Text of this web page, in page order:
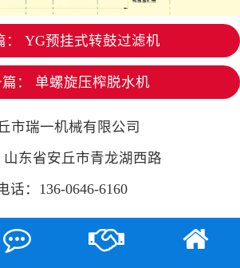
： YG预挂式转鼓过滤机
： 单螺旋压榨脱水机
市瑞一机械有限公司
山东省安丘市青龙湖西路
话：136-0646-6160